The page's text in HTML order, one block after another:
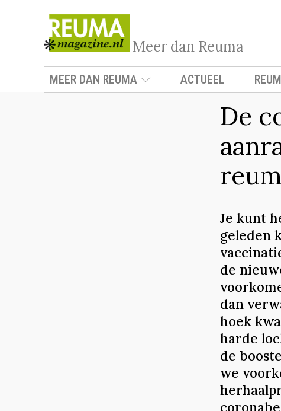
Meer dan Reuma
MEER DAN REUMA ACTUEEL
De
Je kunt
geleden
de
dan
hoek
harde
de
we